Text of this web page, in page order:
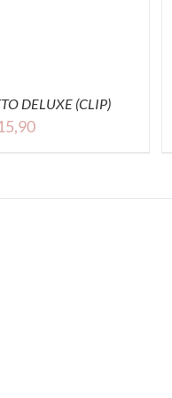
DELUXE (CLIP)